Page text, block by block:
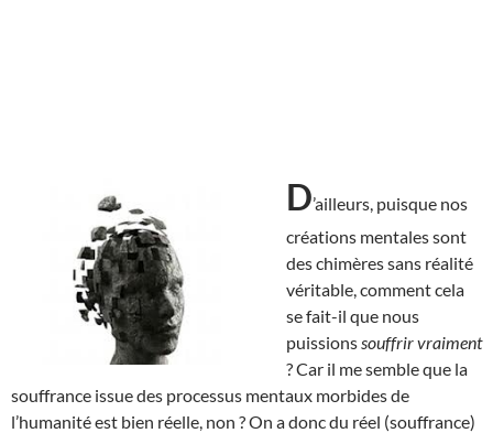
D’ailleurs, puisque nos
créations mentales sont
des chimères sans réalité
véritable, comment cela
se fait-il que nous
puissions souffrir vraiment
? Car il me semble que la
souffrance issue des processus mentaux morbides de
l’humanité est bien réelle, non ? On a donc du réel (souffrance)